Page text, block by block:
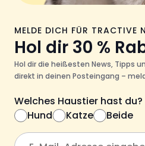
MELDE DICH FÜR TRACTIVE
Hol dir 30 %
Hol dir die heißesten News, Tipps
direkt in deinen Posteingang –
Welches Haustier hast du?
Hund
Katze Beide